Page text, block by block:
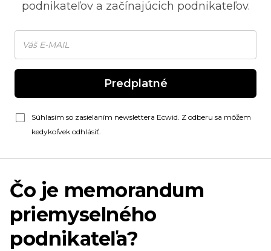
podnikateľov a začínajúcich podnikateľov.
Predplatné
Súhlasím so zasielaním newslettera Ecwid. Z odberu sa môžem
kedykoľvek odhlásiť.
Čo je memorandum
priemyselného
podnikateľa?